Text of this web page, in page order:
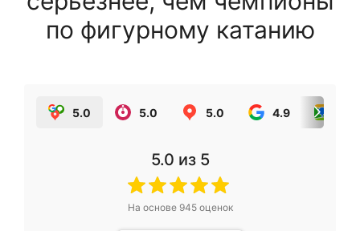
по фигурному катанию
5.0 5.0 5.0 4.9
5.0 из 5
На основе 945оценок